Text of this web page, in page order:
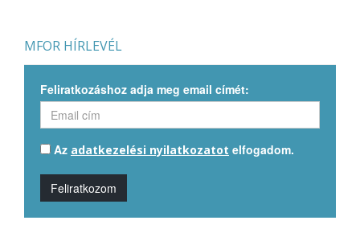
MFOR HÍRLEVÉL
Feliratkozáshoz adja meg email címét:
Az adatkezelési nyilatkozatot elfogadom.
Feliratkozom